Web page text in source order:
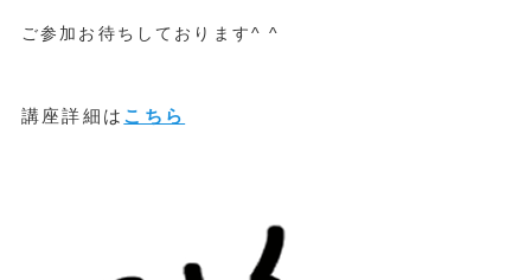
ご参加お待ちしております^ ^
講座詳細は こちら